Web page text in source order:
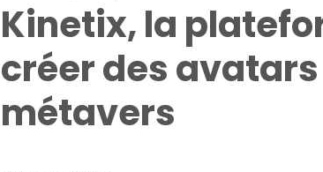
Kinetix, la
créer des avatars
métavers